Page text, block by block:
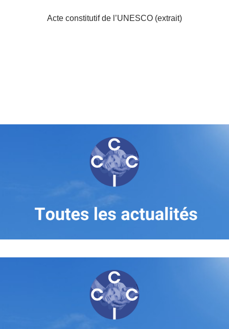
Acte constitutif de l’UNESCO (extrait)